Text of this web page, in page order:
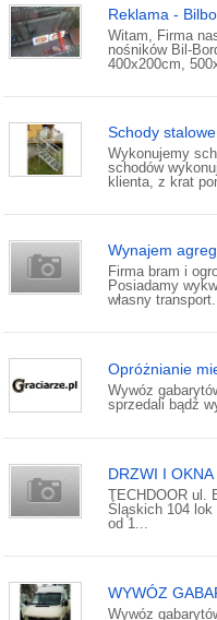
Reklama -
Witam, Firma
nośników Bil-
400x200cm,
Schody
Wykonujemy
schodów
klienta, z krat
Wynajem
Firma bram i
Posiadamy
własny
Opróżnianie
Wywóz
sprzedali bądź
DRZWI I OKNA
TECHDOOR ul.
Śląskich 104 lok
od 1...
WYWÓZ
Wywóz